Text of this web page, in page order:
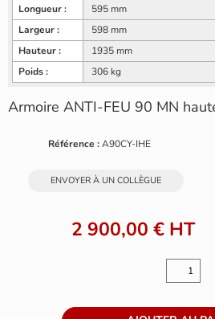
Longueur :
595 mm
Largeur :
598 mm
Hauteur :
1935 mm
Poids :
306 kg
Armoire ANTI-FEU 90 MN
Référence : A90CY-IHE
ENVOYER À UN COLLÈGUE
2 900,00 € HT